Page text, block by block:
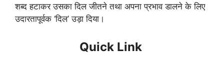
शब्द हटाकर उसका दिल जीतने तथा अपना प्रभाव डालने के लिए
उदारतापूर्वक ‘दिल’ उड़ा दिया।
Quick Link